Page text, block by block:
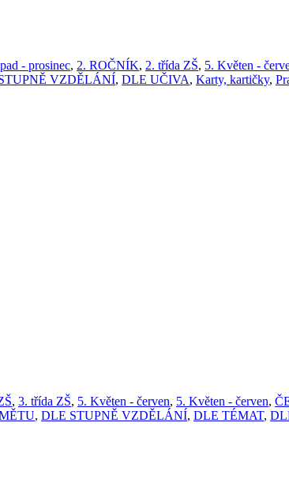
- prosinec, 2. ROČNÍK, 2. třída ZŠ, 5. Květen -
VZDĚLÁNÍ, DLE UČIVA, Karty, kartičky,
, 3. třída ZŠ, 5. Květen - červen, 5. Květen - červen,
, DLE STUPNĚ VZDĚLÁNÍ, DLE TÉMAT,